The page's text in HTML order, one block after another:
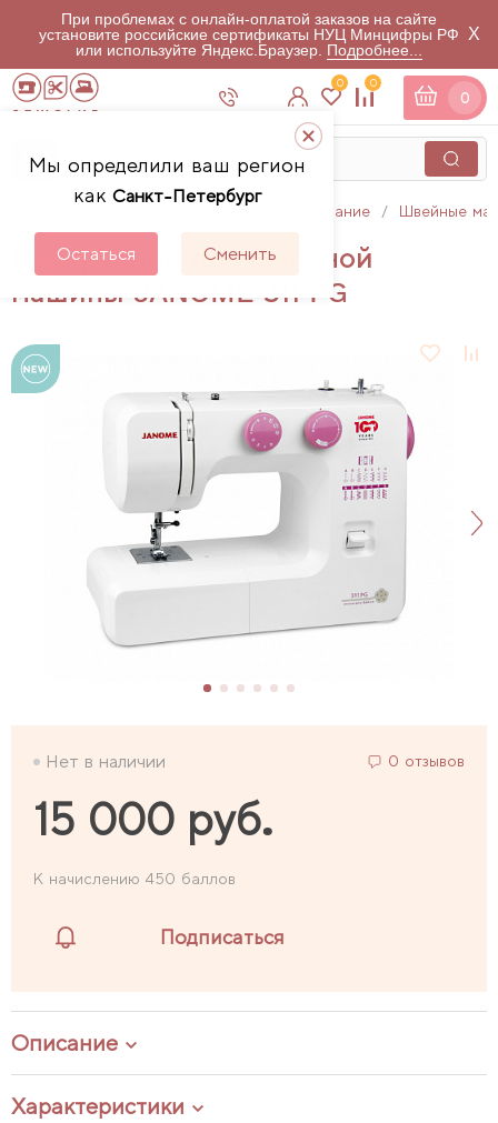
При проблемах с онлайн-оплатой заказов на сайте
установите российские сертификаты НУЦ Минцифры РФ
или используйте Яндекс.Браузер. Подробнее...
X
Мы определили ваш регион
как Санкт-Петербург
Остаться Сменить
0 0
0
Швейное оборудование Швейные
Инструкции для швейной
машины JANOME 311 PG
Нет в наличии 0 отзывов
15 000 руб.
К начислению 450 баллов
Подписаться
Описание
Характеристики